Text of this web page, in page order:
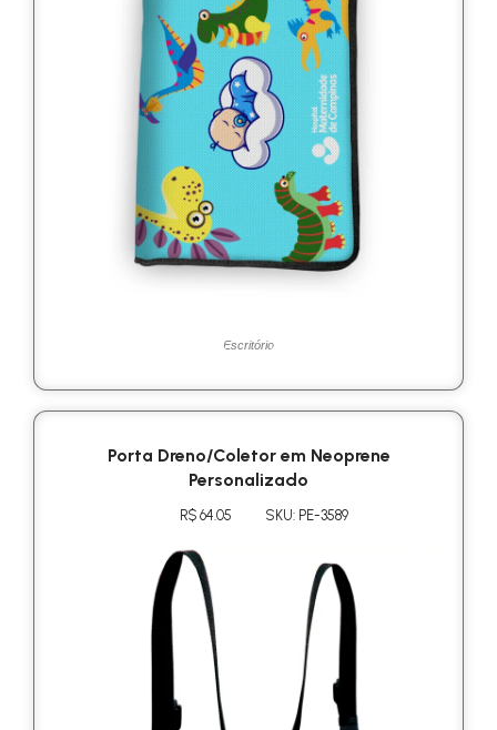
Escritório
Porta Dreno/Coletor em Neoprene
Personalizado
R$ 64.05 SKU: PE-3589